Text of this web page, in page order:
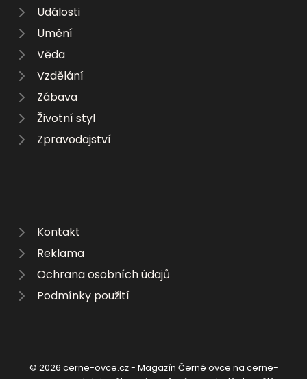
Události
Umění
Věda
Vzdělání
Zábava
Životní styl
Zpravodajství
Kontakt
Reklama
Ochrana osobních údajů
Podmínky použití
© 2026 cerne-ovce.cz - Magazín Černé ovce na cerne-